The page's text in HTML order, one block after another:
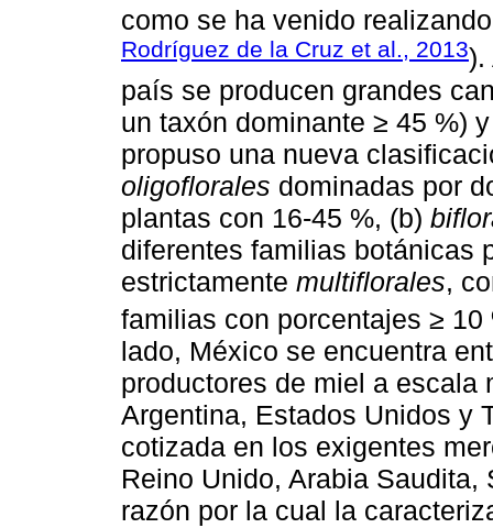
como se ha venido
Rodríguez de la Cruz et al., 2013).
país se producen grandes
un taxón dominante ≥ 45 %)
propuso una nueva
oligoflorales dominadas por
plantas con 16-45 %, (b)
diferentes familias botánicas
estrictamente multiflorales,
familias con porcentajes ≥ 10
lado, México se encuentra
productores de miel a escala
Argentina, Estados Unidos y
cotizada en los exigentes
Reino Unido, Arabia
razón por la cual la